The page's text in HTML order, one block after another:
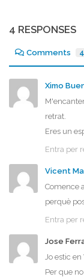
4 RESPONSES
Comments 4
Ximo
retrat.
Eres un
Entra per
Vicent
Comence
perquè
Entra per
Jose
Jo estic
Per que